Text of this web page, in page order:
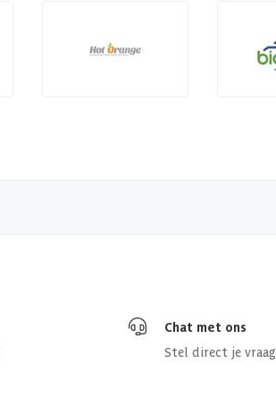
Chat met ons
Stel direct je vraag